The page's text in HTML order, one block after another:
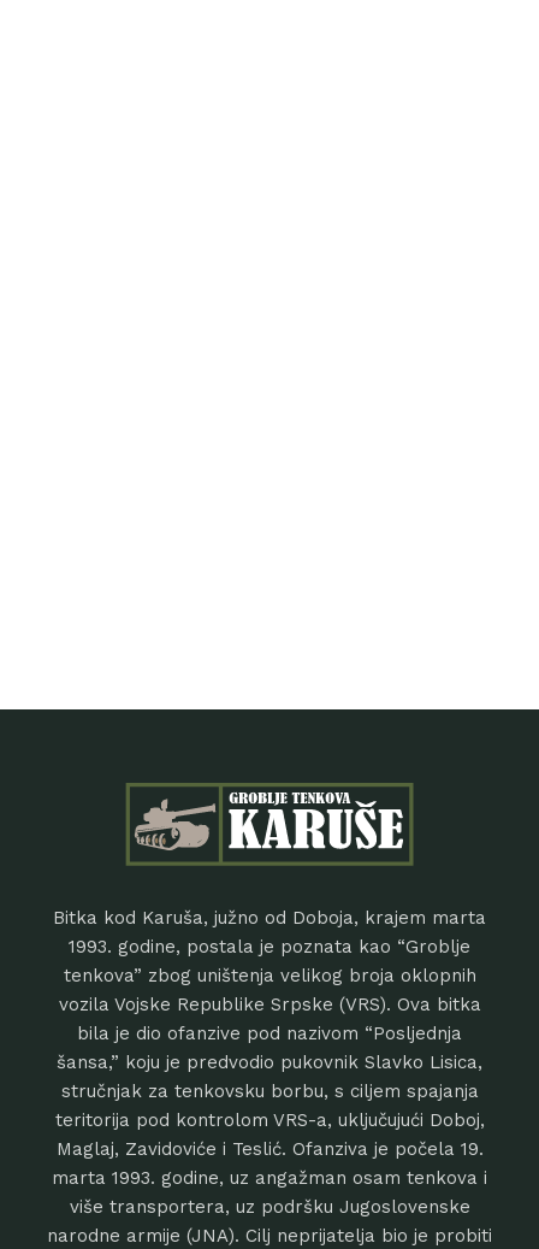
Bitka kod Karuša, južno od Doboja, krajem marta
1993. godine, postala je poznata kao “Groblje
tenkova” zbog uništenja velikog broja oklopnih
vozila Vojske Republike Srpske (VRS). Ova bitka
bila je dio ofanzive pod nazivom “Posljednja
šansa,” koju je predvodio pukovnik Slavko Lisica,
stručnjak za tenkovsku borbu, s ciljem spajanja
teritorija pod kontrolom VRS-a, uključujući Doboj,
Maglaj, Zavidoviće i Teslić. Ofanziva je počela 19.
marta 1993. godine, uz angažman osam tenkova i
više transportera, uz podršku Jugoslovenske
narodne armije (JNA). Cilj neprijatelja bio je probiti